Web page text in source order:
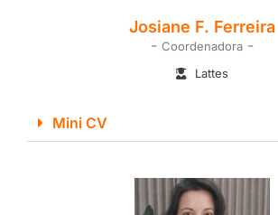
Josiane F. Ferreira
- Coordenadora -
Lattes
Mini CV